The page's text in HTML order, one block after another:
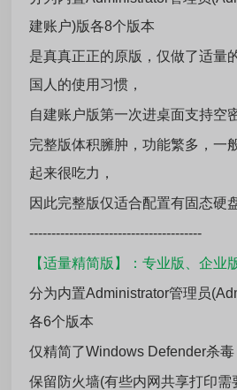
建账户)版各8个版本
是真真正正的原版，仅做了适量
国人的使用习惯，
自建账户版第一次进桌面支持空
完整版体积臃肿，功能繁多，一
起来很吃力，
因此完整版仅适合配置有固态硬
---------------------------------------
【适量精简版】：专业版、企业
分为内置Administrator管理员
各6个版本
仅精简了Windows Defender杀毒
保留防火墙(有些内网共享打印需